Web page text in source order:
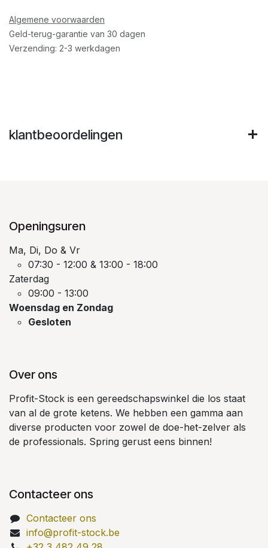
Algemene voorwaarden
Geld-terug-garantie van 30 dagen
Verzending: 2-3 werkdagen
klantbeoordelingen
Openingsuren
Ma, Di, Do & Vr
07:30 - 12:00 & 13:00 - 18:00
Zaterdag
09:00 - 13:00
Woensdag en Zondag
Gesloten
Over ons
Profit-Stock is een gereedschapswinkel die los staat
van al de grote ketens. We hebben een gamma aan
diverse producten voor zowel de doe-het-zelver als
de professionals. Spring gerust eens binnen!
Contacteer ons
Contacteer ons
info@profit-stock.be